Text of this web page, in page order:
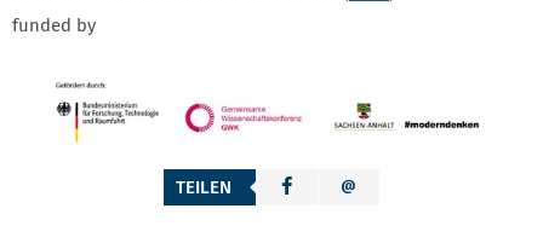
funded by
TEILEN